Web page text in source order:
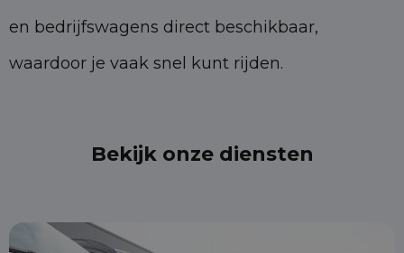
en bedrijfswagens direct beschikbaar,
waardoor je vaak snel kunt rijden.
Bekijk onze diensten